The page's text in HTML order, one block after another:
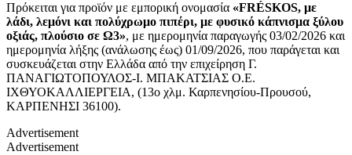
Πρόκειται για προϊόν με εμπορική ονομασία «FRÉSKOS, με
λάδι, λεμόνι και πολύχρωμο πιπέρι, με φυσικό κάπνισμα ξύλου
οξιάς, πλούσιο σε Ω3», με ημερομηνία παραγωγής 03/02/2026 και
ημερομηνία λήξης (ανάλωσης έως) 01/09/2026, που παράγεται και
συσκευάζεται στην Ελλάδα από την επιχείρηση Γ.
ΠΑΝΑΓΙΩΤΟΠΟΥΛΟΣ-Ι. ΜΠΑΚΑΤΣΙΑΣ Ο.Ε.
ΙΧΘΥΟΚΑΛΛΙΕΡΓΕΙΑ, (13ο χλμ. Καρπενησίου-Προυσού,
ΚΑΡΠΕΝΗΣΙ 36100).
Advertisement
Advertisement